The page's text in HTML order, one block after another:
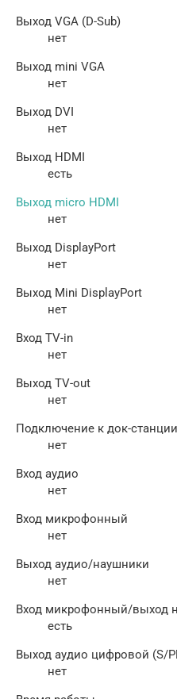
Выход VGA (D-Sub)
нет
Выход mini VGA
нет
Выход DVI
нет
Выход HDMI
есть
Выход micro HDMI
нет
Выход DisplayPort
нет
Выход Mini DisplayPort
нет
Вход TV-in
нет
Выход TV-out
нет
Подключение к док-станции
нет
Вход аудио
нет
Вход микрофонный
нет
Выход аудио/наушники
нет
Вход микрофонный/выход
есть
Выход аудио цифровой (S/
нет